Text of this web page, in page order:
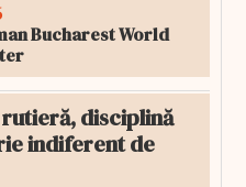
Bucharest World
disciplină
indiferent de